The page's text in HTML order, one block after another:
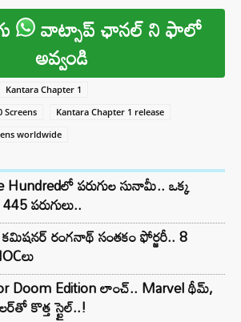
వాట్సాప్ ఛానల్ ని ఫాలో
అవ్వండి
Kantara Chapter 1
Screens
Kantara Chapter 1 release
worldwide
Hundredలో పరుగుల సునామీ.. ఒక్క
పరుగులు..
రంగనాథ్ సంతకం ఫోర్జరీ.. 8
Doom Edition లాంచ్.. Marvel థీమ్,
కొత్త స్టైల్..!